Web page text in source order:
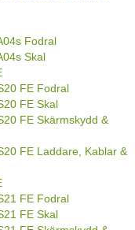
Fodral
Skal
FE Fodral
FE Skal
FE Skärmskydd &
FE Laddare, Kablar &
FE Fodral
FE Skal